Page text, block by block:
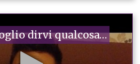
dirvi qualcosa…